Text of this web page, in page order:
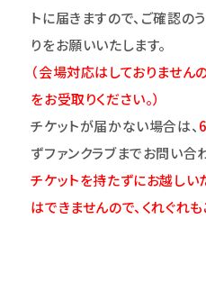
トに届きますので、ご確認
りをお願いいたします。
（会場対応はしておりません
をお受取りください。）
チケットが届かない場合は、6
ずファンクラブまでお問い合
チケットを持たずにお越し
はできませんので、くれぐれ